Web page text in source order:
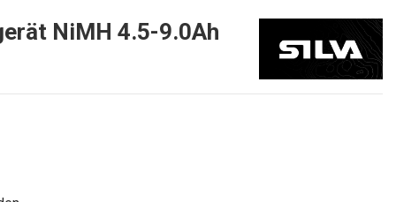
NiMH 4.5-9.0Ah